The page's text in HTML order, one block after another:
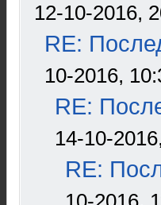
12-10-2016,
RE:
10-2016,
RE:
14-10-
RE: